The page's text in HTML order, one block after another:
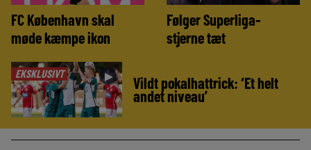
FC København skal
møde kæmpe ikon
Følger Superliga-
stjerne tæt
EKSKLUSIVT ► Vildt pokalhattrick: ‘Et helt
andet niveau’